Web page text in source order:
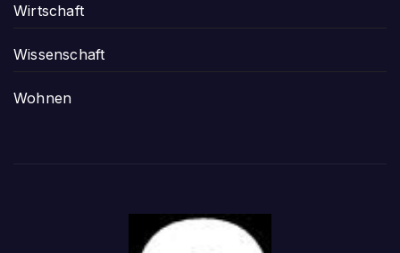
Wirtschaft
Wissenschaft
Wohnen